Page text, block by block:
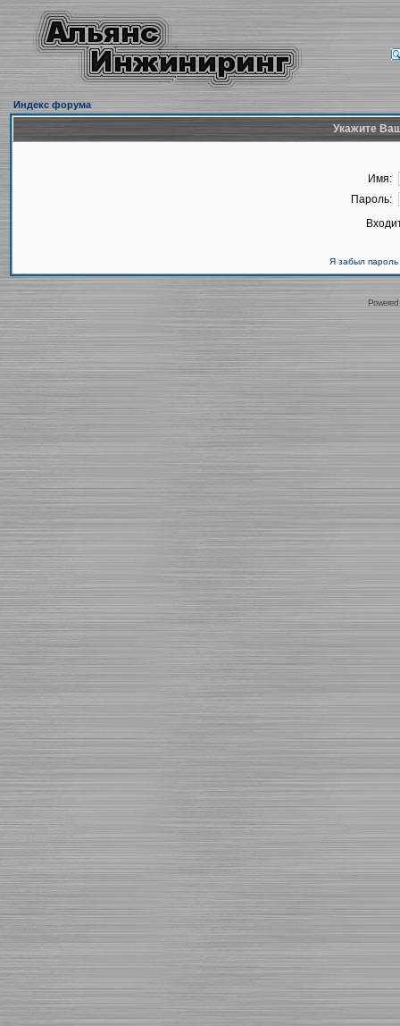
Индекс форума
Укажите
Имя:
Пароль:
Я забыл пароль